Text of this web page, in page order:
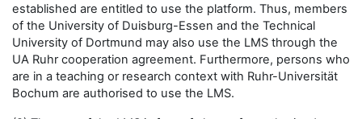
established are entitled to use the platform. Thus, members
of the University of Duisburg-Essen and the Technical
University of Dortmund may also use the LMS through the
UA Ruhr cooperation agreement. Furthermore, persons who
are in a teaching or research context with Ruhr-Universität
Bochum are authorised to use the LMS.